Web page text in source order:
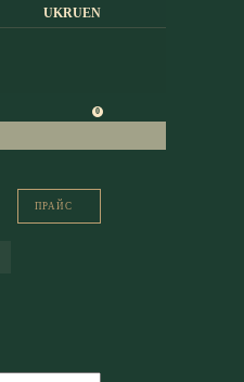
UKRUEN
0
ПРАЙС